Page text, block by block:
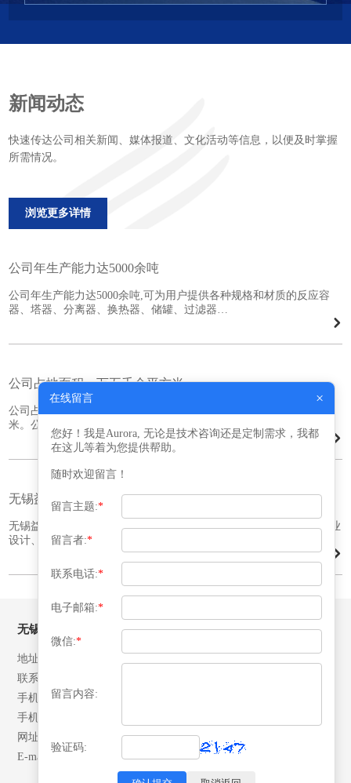
新闻动态
快速传达公司相关新闻、媒体报道、文化活动等信息，以便及时掌握
所需情况。
浏览更多详情
公司年生产能力达5000余吨
公司年生产能力达5000余吨,可为用户提供各种规格和材质的反应容
器、塔器、分离器、换热器、储罐、过滤器…
公司占地面积一万五千余平方米
公司占地面积一万五千余平方米,压力容器专业制造车间一万余平方
米。公司拥有压力容器制造专用设备200多台…
无锡益腾压力容器有限公司
无锡益腾压力容器有限公司位于江苏省江阴市青阳工业园,是一家专业
设计、制造压力容器的股份制有限公司。…
无锡益腾压力容器有限公司
地址：江苏省江阴市月城镇北环路28号
联系人：张先生
手机：13506192042
手机：18652492007
网址：www.yitengrq.com
E-mail: yeekai@yitengrq.com
在线留言 ×
您好！我是Aurora, 无论是技术咨询还是定制需求，我都
在这儿等着为您提供帮助。
随时欢迎留言！
留言主题:*
留言者:*
联系电话:*
电子邮箱:*
微信:*
留言内容:
验证码: